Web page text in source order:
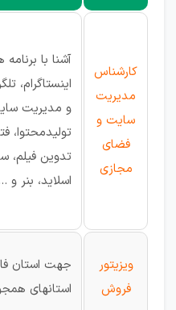
کارشناس
مدیریت
سایت و
فضای
مجازی
آشنا با برنامه
اینستاگرام،
و مدیریت
تولیدمحتوا،
تدوین فیلم،
اسلاید، بنر و ...
ویزیتور
فروش
جهت استان
استانهای